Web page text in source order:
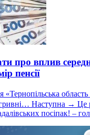
про вплив
пенсії
«Тернопільська
Наступна → Це
посіпак! –